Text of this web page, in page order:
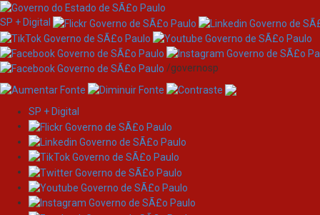
Skip
navigation
SP + Digital
/governosp
SP + Digital
Search